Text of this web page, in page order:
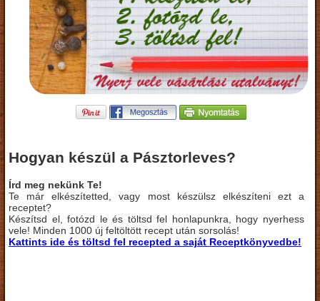
Hogyan készül a Pásztorleves?
Írd meg nekünk Te!
Te már elkészítetted, vagy most készülsz elkészíteni ezt a
receptet?
Készítsd el, fotózd le és töltsd fel honlapunkra, hogy nyerhess
vele! Minden 1000 új feltöltött recept után sorsolás!
Kattints ide és töltsd fel recepted a saját Receptkönyvedbe!